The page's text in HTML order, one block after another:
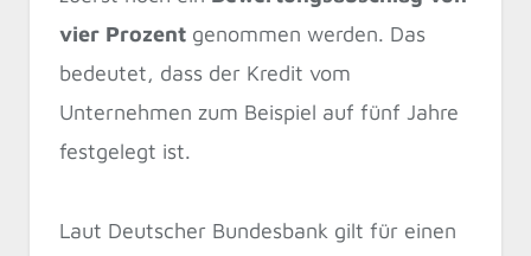
vier Prozent genommen werden. Das
bedeutet, dass der Kredit vom
Unternehmen zum Beispiel auf fünf Jahre
festgelegt ist.
Laut Deutscher Bundesbank gilt für einen